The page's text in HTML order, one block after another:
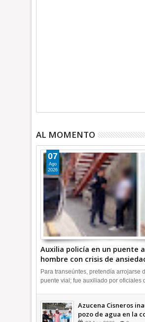
AL MOMENTO
Auxilia policía en un puente
hombre con crisis de
Morelos | INFORMATIVA
07
Ago
2026
Para transeúntes, pretendía arrojarse
puente vial; fue auxiliado por oficiales
Azucena Cisneros
pozo de agua en la